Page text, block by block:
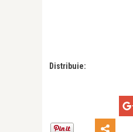
Distribuie: